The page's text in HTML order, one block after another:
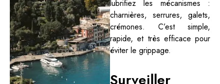
lubrifiez les mécanismes :
charnières, serrures, galets,
crémones. C’est simple,
rapide, et très efficace pour
éviter le grippage.
Surveiller